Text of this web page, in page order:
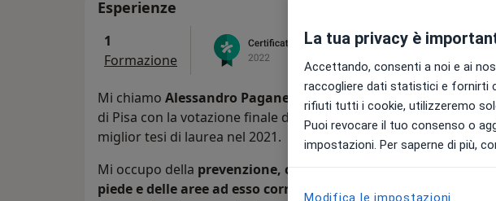
Esperienze
1
Formazione
Mi chiamo Alessandro Paganelli
, sono un podologo laureato
di Pisa con la votazione finale di 110 e Lode, e ho ricevuto il
miglior tesi di laurea nel 2021.
Mi occupo della prevenzione, cura e riabilitazione di tutte le
piede e delle aree ad esso correlate. Eseguo visite
La tua privacy è
Accettando, consenti a noi e ai
raccogliere dati statistici e fornirti
rifiuti tutti i cookie, utilizzeremo
Puoi revocare il tuo consenso o
impostazioni. Per saperne di più,
Modifica le impostazioni